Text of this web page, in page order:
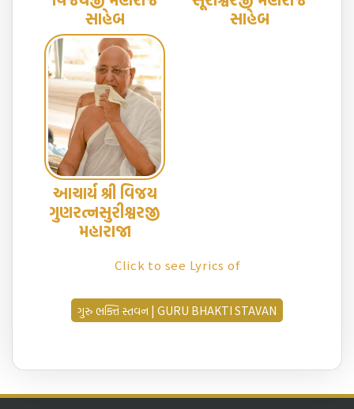
સાહેબ
સાહેબ
આચાર્ય શ્રી વિજય
ગુણરત્નસુરીશ્વરજી
મહારાજા
Click to see Lyrics of
ગુરુ ભક્તિ સ્તવન | GURU BHAKTI STAVAN